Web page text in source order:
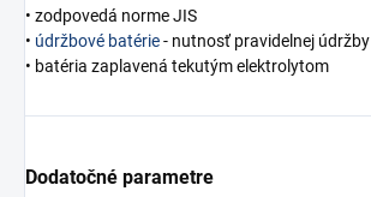
• zodpovedá norme JIS
• údržbové batérie- nutnosť pravidelnej údržby
• batéria zaplavená tekutým elektrolytom
Dodatočné parametre